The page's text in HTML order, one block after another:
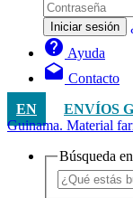
Iniciar sesión
help Ayuda
drafts Contacto
EN
ENVÍOS
Guinama. Material
Búsqueda